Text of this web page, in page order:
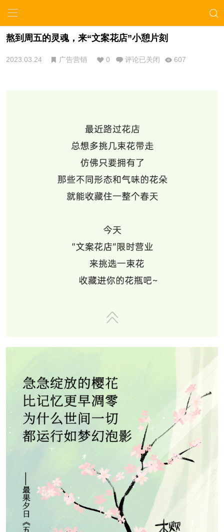
熬到周五的灵魂，来“文案花店”小憩片刻
2023.03.24 广告营销 0 评论已关闭 607